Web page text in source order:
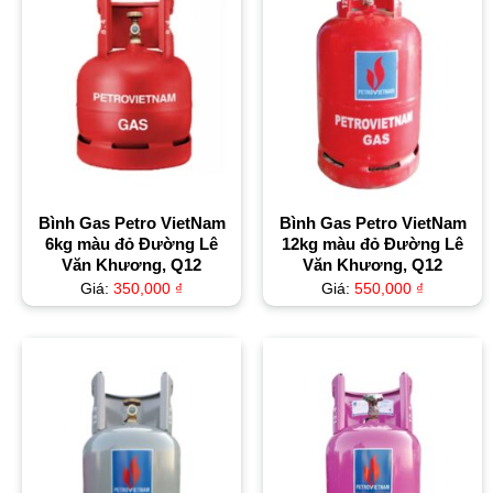
Bình Gas Petro VietNam
6kg màu đỏ Đường Lê
Văn Khương, Q12
Giá: 350,000 ₫
Bình Gas Petro VietNam
12kg màu đỏ Đường Lê
Văn Khương, Q12
Giá: 550,000 ₫